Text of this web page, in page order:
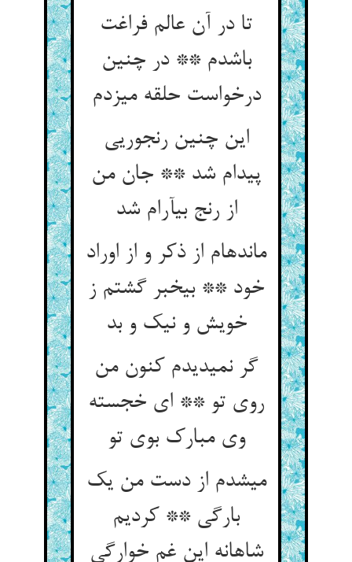
تا در آن عالم فراغت
باشدم ** در چنین
درخواست حلقه می‏زدم‏
این چنین رنجوریی
پیدام شد ** جان من
از رنج بی‏آرام شد
مانده‏ام از ذکر و از اوراد
خود ** بی‏خبر گشتم ز
خویش و نیک و بد
گر نمی‏دیدم کنون من
روی تو ** ای خجسته
وی مبارک بوی تو
می‏شدم از دست من یک
بارگی ** کردیم
شاهانه این غم خوارگی‏